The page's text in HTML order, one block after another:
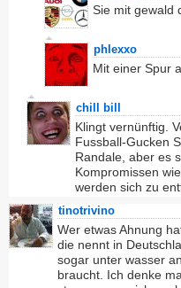
Sie mit gewald
phlexxo
Mit einer Spur
chill bill
Klingt vernünftig.
Fussball-Gucken
Randale, aber es
Kompromissen
werden sich zu
tinotrivino
Wer etwas Ahnung
die nennt in
sogar unter wasser
braucht. Ich denke